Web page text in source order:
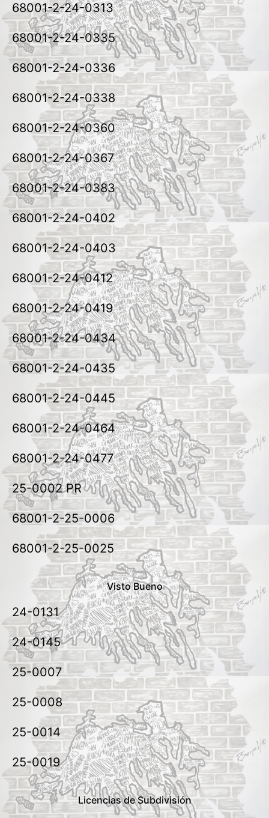
68001-2-24-0313
68001-2-24-0335
68001-2-24-0336
68001-2-24-0338
68001-2-24-0360
68001-2-24-0367
68001-2-24-0383
68001-2-24-0402
68001-2-24-0403
68001-2-24-0412
68001-2-24-0419
68001-2-24-0434
68001-2-24-0435
68001-2-24-0445
68001-2-24-0464
68001-2-24-0477
25-0002 PR
68001-2-25-0006
68001-2-25-0025
Visto Bueno
24-0131
24-0145
25-0007
25-0008
25-0014
25-0019
Licencias de Subdivisión